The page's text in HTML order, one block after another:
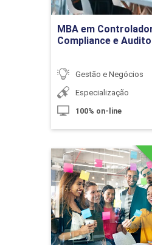
Gestão Eficiente
Planejamento
de Obras
10h
Definição do Escopo
Planejamento de
MBA em
Compliance e
Gestão e Negócios
Especialização
100% on-line
Ir para
MBA em
Detalhes